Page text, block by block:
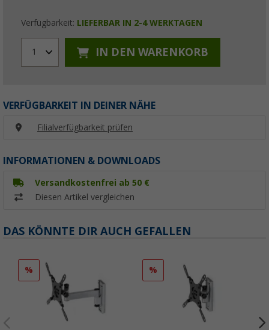
Verfügbarkeit: LIEFERBAR IN 2-4 WERKTAGEN
1 IN DEN WARENKORB
VERFÜGBARKEIT IN DEINER NÄHE
Filialverfügbarkeit prüfen
INFORMATIONEN & DOWNLOADS
Versandkostenfrei ab 50 €
Diesen Artikel vergleichen
DAS KÖNNTE DIR AUCH GEFALLEN
% %